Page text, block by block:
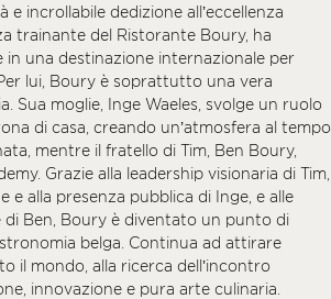
e incrollabile dedizione all’eccellenza
trainante del Ristorante Boury, ha
in una destinazione internazionale per
lui, Boury è soprattutto una vera
Sua moglie, Inge Waeles, svolge un ruolo
di casa, creando un’atmosfera al tempo
mentre il fratello di Tim, Ben Boury,
Grazie alla leadership visionaria di Tim,
e alla presenza pubblica di Inge, e alle
di Ben, Boury è diventato un punto di
belga. Continua ad attirare
il mondo, alla ricerca dell’incontro
innovazione e pura arte culinaria.